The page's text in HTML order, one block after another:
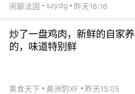
闲聊法国 szydg 昨天16:16
炒了一盘鸡肉，新鲜的自家养
的，味道特别鲜
美食天下 美洲豹XF 昨天15:05